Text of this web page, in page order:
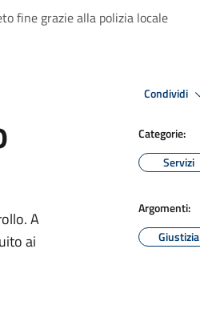
fine grazie alla polizia locale
A
ai
Condividi
Categorie:
Servizi
Argomenti:
Giustizia